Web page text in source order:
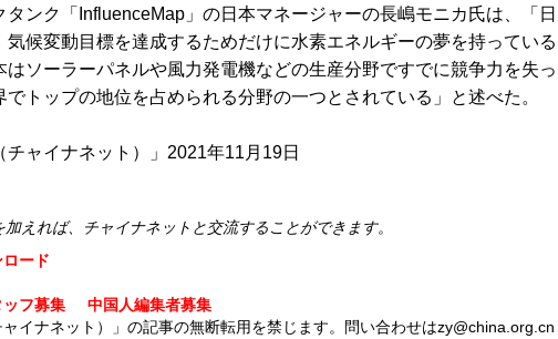
タンク「InfluenceMap」の日本マネージャーの長嶋モニカ氏は、「日
気候変動目標を達成するためだけに水素エネルギーの夢を持っている
はソーラーパネルや風力発電機などの生産分野ですでに競争力を失っ
トップの地位を占められる分野の一つとされている」と述べた。
チャイナネット）」2021年11月19日
加えれば、チャイナネットと交流することができます。
ード
ッフ募集
中国人編集者募集
ャイナネット）」の記事の無断転用を禁じます。問い合わせはzy@china.org.cn